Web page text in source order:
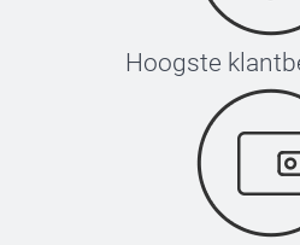
Hoogste